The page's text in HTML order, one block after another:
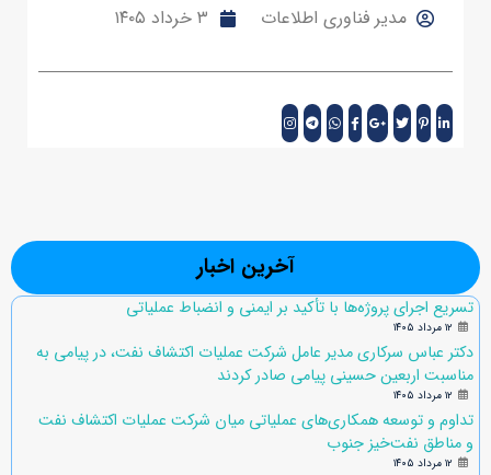
مدیر فناوری اطلاعات ۳ خرداد ۱۴۰۵
آخرین اخبار
تسریع اجرای پروژه‌ها با تأکید بر ایمنی و انضباط عملیاتی
۱۲ مرداد ۱۴۰۵
دکتر عباس سرکاری مدیر عامل شرکت عملیات اکتشاف نفت، در پیامی به
مناسبت اربعین حسینی پیامی صادر کردند
۱۲ مرداد ۱۴۰۵
تداوم و توسعه همکاری‌های عملیاتی میان شرکت عملیات اکتشاف نفت
و مناطق نفت‌خیز جنوب
۱۲ مرداد ۱۴۰۵